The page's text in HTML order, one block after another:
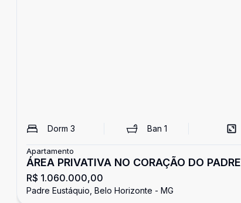
Dorm 3 Ban 1
Apartamento
ÁREA PRIVATIVA NO CORAÇÃO DO PADRE
EUSTAQUIO
R$ 1.060.000,00
Padre Eustáquio, Belo Horizonte - MG